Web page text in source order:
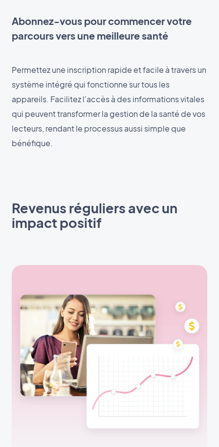
Abonnez-vous pour commencer votre
parcours vers une meilleure santé
Permettez une inscription rapide et facile à travers un
système intégré qui fonctionne sur tous les
appareils. Facilitez l'accès à des informations vitales
qui peuvent transformer la gestion de la santé de vos
lecteurs, rendant le processus aussi simple que
bénéfique.
Revenus réguliers avec un
impact positif